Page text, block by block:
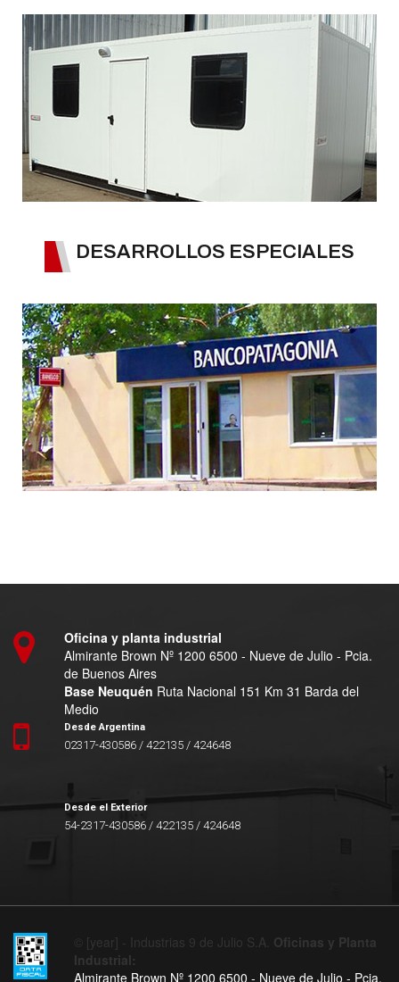
DESARROLLOS ESPECIALES
Oficina y planta industrial
Almirante Brown Nº 1200 6500 - Nueve de Julio - Pcia.
de Buenos Aires
Base Neuquén Ruta Nacional 151 Km 31 Barda del
Medio
Desde Argentina
02317-430586 / 422135 / 424648
Desde el Exterior
54-2317-430586 / 422135 / 424648
© [year] - Industrias 9 de Julio S.A. Oficinas y Planta
Industrial:
Almirante Brown Nº 1200 6500 - Nueve de Julio - Pcia.